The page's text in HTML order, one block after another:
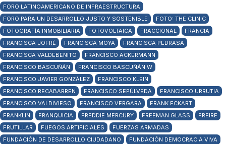
FORO LATINOAMERICANO DE INFRAESTRUCTURA
FORO PARA UN DESARROLLO JUSTO Y SOSTENIBLE
FOTO: THE CLINIC
FOTOGRAFÍA INMOBILIARIA
FOTOVOLTAICA FRACCIONAL
FRANCIA
FRANCISCA JOFRÉ
FRANCISCA MOYA
FRANCISCA PEDRASA
FRANCISCA VALDEBENITO
FRANCISCO ACKERMANN
FRANCISCO BASCUÑÁN
FRANCISCO BASCUÑÁN W
FRANCISCO JAVIER GONZÁLEZ
FRANCISCO KLEIN
FRANCISCO RECABARREN
FRANCISCO SEPÚLVEDA
FRANCISCO URRUTIA
FRANCISCO VALDIVIESO
FRANCISCO VERGARA
FRANK ECKART
FRANKLIN
FRANQUICIA FREDDIE MERCURY FREEMAN GLASS
FREIRE
FRUTILLAR
FUEGOS ARTIFICIALES
FUERZAS ARMADAS
FUNDACIÓN DE DESARROLLO CIUDADANO
FUNDACIÓN DEMOCRACIA VIVA